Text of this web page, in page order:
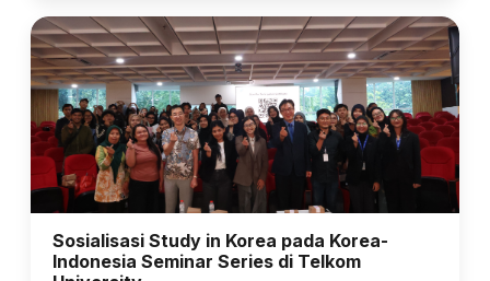
Sosialisasi Study in Korea pada Korea-
Indonesia Seminar Series di Telkom